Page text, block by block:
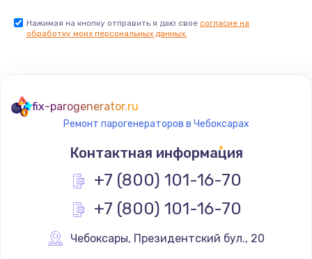
Заказать
Замена двигателя
Заказать
от 1500 руб.
Нажимая на кнопку отправить я даю свое согласие на
обработку моих персональных данных.
fix-parogenerator.ru
Ремонт парогенераторов в Чебоксарах
Контактная информация
+7 (800) 101-16-70
+7 (800) 101-16-70
Чебоксары, Президентский бул., 20